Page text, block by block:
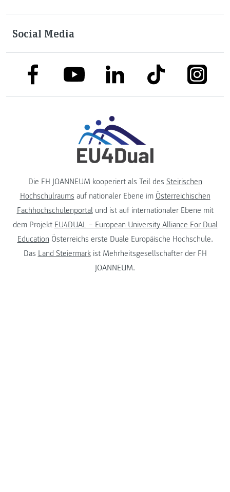
Social Media
link to facebooklink to youtubelink to linkedinlink to tiktok
Die FH JOANNEUM kooperiert als Teil des Steirischen
Hochschulraums auf nationaler Ebene im Österreichischen
Fachhochschulenportalund ist auf internationaler Ebene mit
dem Projekt EU4DUAL – European University Alliance For Dual
Education Österreichs erste Duale Europäische Hochschule.
Das Land Steiermarkist Mehrheitsgesellschafter der FH
JOANNEUM.